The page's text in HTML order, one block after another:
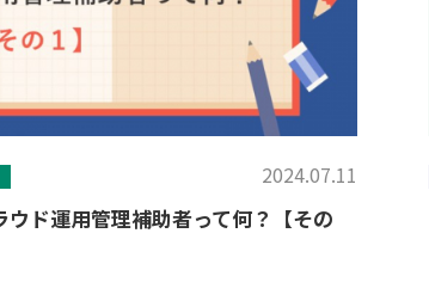
2024.07.11
ウド運用管理補助者って何？【その